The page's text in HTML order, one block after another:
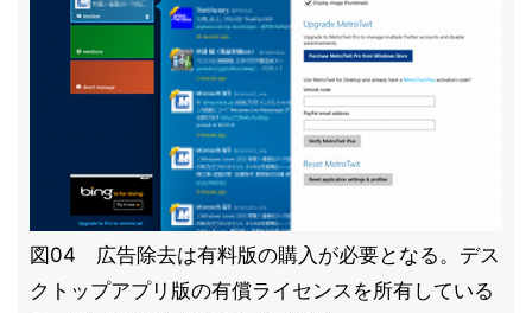
図04 広告除去は有料版の購入が必要となる。デス
クトップアプリ版の有償ライセンスを所有している